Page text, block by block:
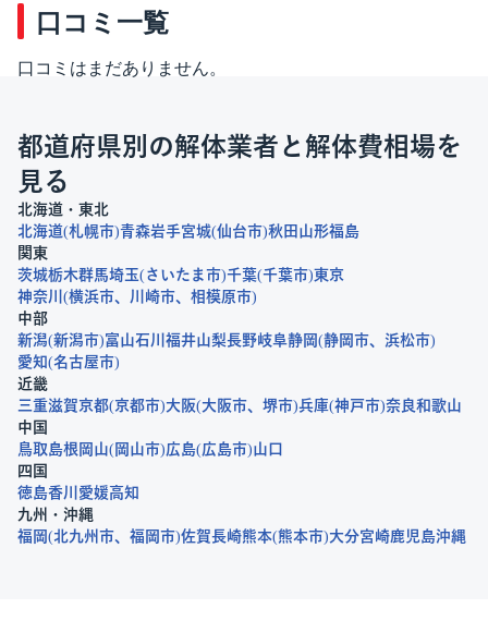
口コミ一覧
口コミはまだありません。
都道府県別の解体業者と解体費相場を
見る
北海道・東北
北海道 札幌市 青森岩手宮城 仙台市 秋田 山形福島
関東
茨城栃木群馬埼玉 さいたま市 千葉 千葉市 東京
神奈川
横浜市 川崎市
相模原市
中部
新潟 新潟市 富山石川 福井山梨長野岐阜静岡 静岡市
浜松市
愛知 名古屋市
近畿
三重滋賀京都 京都市 大阪 大阪市 堺市 兵庫 神戸市 奈良和歌山
中国
鳥取 島根 岡山 岡山市 広島 広島市 山口
四国
徳島香川 愛媛高知
九州・沖縄
福岡 北九州市 福岡市 佐賀長崎熊本 熊本市 大分宮崎鹿児島沖縄